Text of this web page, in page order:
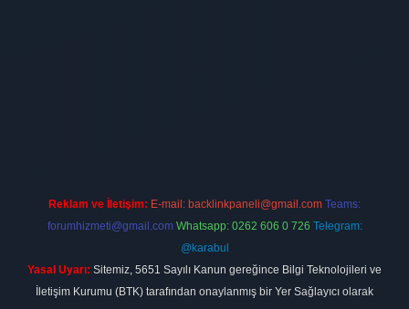
Reklam ve İletişim: E-mail: backlinkpaneli@gmail.com Teams:
forumhizmeti@gmail.com Whatsapp: 0262 606 0 726 Telegram:
@karabul
Yasal Uyarı: Sitemiz, 5651 Sayılı Kanun gereğince Bilgi Teknolojileri ve
İletişim Kurumu (BTK) tarafından onaylanmış bir Yer Sağlayıcı olarak